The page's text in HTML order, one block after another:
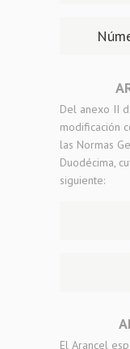
Del anexo II
modificación
las Normas
Duodécima,
siguiente:
El Arancel